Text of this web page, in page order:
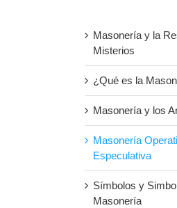
Masonería y la
Misterios
¿Qué es la
Masonería y los
Masonería
Especulativa
Símbolos y
Masonería